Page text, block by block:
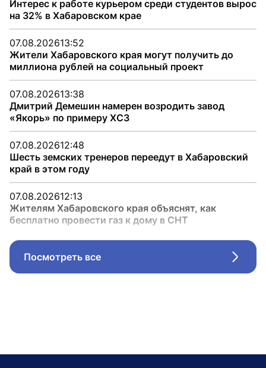
Интерес к работе курьером среди студентов вырос
на 32% в Хабаровском крае
07.08.202613:52
Жители Хабаровского края могут получить до
миллиона рублей на социальный проект
07.08.202613:38
Дмитрий Демешин намерен возродить завод
«Якорь» по примеру ХСЗ
07.08.202612:48
Шесть земских тренеров переедут в Хабаровский
край в этом году
07.08.202612:13
Жителям Хабаровского края объяснят, как
бесплатно провести газ к дому в СНТ
Посмотреть все